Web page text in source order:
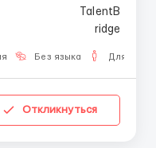
работать не менее 9
работы на дому;
Без языка Для
Откликнуться